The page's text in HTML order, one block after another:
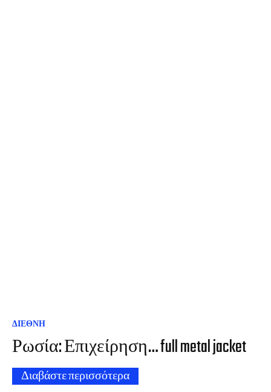
ΔΙΕΘΝΗ
Ρωσία: Επιχείρηση… full metal jacket
Διαβάστε περισσότερα